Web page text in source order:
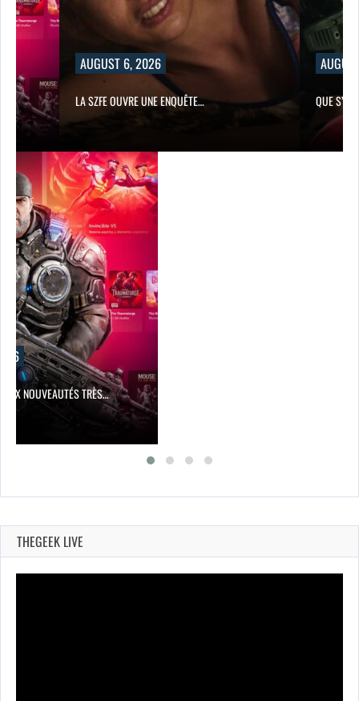
AUGUST 6, 2026
LA SZFE OUVRE UNE ENQUÊTE… QUE
NOUVEAUTÉS TRÈS…
THEGEEK LIVE